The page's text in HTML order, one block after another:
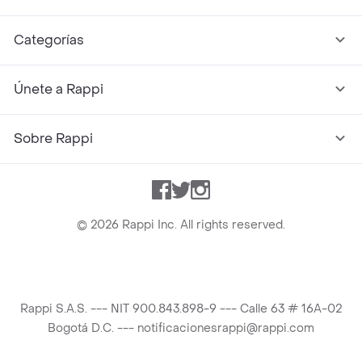
Categorías
Únete a Rappi
Sobre Rappi
Facebook
TwitterInstagram
© 2026 Rappi Inc. All rights reserved.
Rappi S.A.S. --- NIT 900.843.898-9 --- Calle 63 # 16A-02
Bogotá D.C. --- notificacionesrappi@rappi.com